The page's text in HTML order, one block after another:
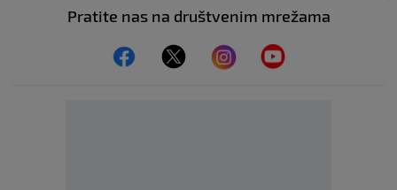
Pratite nas na društvenim mrežama